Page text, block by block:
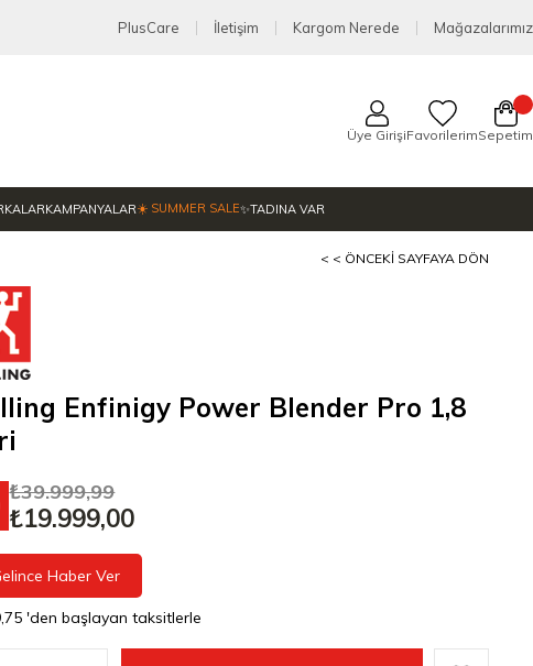
PlusCare İletişim Kargom Nerede Mağazalarımız
Üye GirişiFavorilerimSepetim
KAMPANYALAR☀️ SUMMER SALE✨TADINA VAR
< < ÖNCEKI SAYFAYA DÖN
Enfinigy Power Blender Pro 1,8
₺39.999,99
₺19.999,00
Haber Ver
'den başlayan taksitlerle